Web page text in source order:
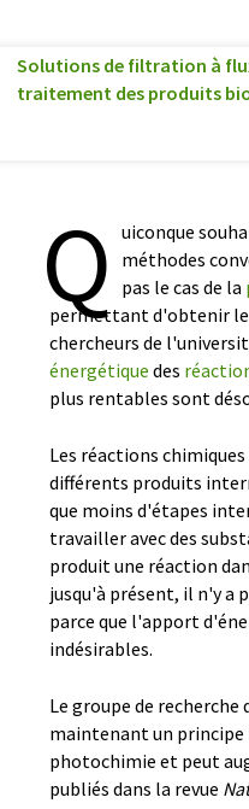
Solutions de filtration à
traitement des produits
Q uiconque
méthodes
pas le cas de la
permettant d'obtenir le
chercheurs de
énergétique des
plus rentables sont
Les réactions
différents produits
que moins d'étapes
travailler avec des
produit une réaction
jusqu'à présent, il n'y a
parce que l'apport
indésirables.
Le groupe de
maintenant un principe
photochimie et peut
publiés dans la revue